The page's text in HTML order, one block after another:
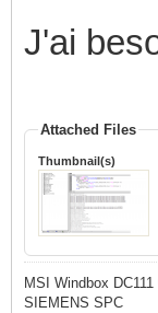
J'ai
Attached Files
Thumbnail(s)
MSI Windbox
SIEMENS SPC